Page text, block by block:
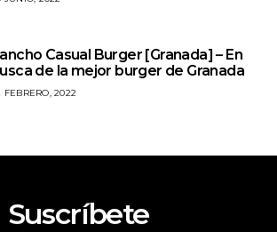
Casual Burger [Granada] – En
de la mejor burger de Granada
FEBRERO, 2022
Suscríbete